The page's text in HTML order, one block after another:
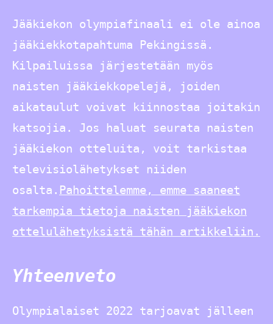
Jääkiekon olympiafinaali ei ole ainoa
jääkiekkotapahtuma Pekingissä.
Kilpailuissa järjestetään myös
naisten jääkiekkopelejä, joiden
aikataulut voivat kiinnostaa joitakin
katsojia. Jos haluat seurata naisten
jääkiekon otteluita, voit tarkistaa
televisiolähetykset niiden
osalta. Pahoittelemme, emme saaneet
tarkempia tietoja naisten jääkiekon
ottelulähetyksistä tähän artikkeliin.
Yhteenveto
Olympialaiset 2022 tarjoavat jälleen